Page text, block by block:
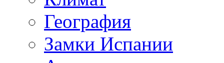
География
Замки Испании